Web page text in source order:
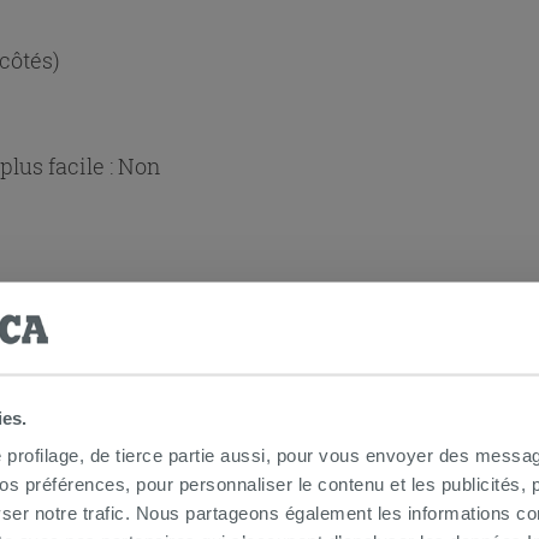
de tierce partie aussi, pour vous envoyer des
préférences, pour personnaliser le contenu et les publicités,
notre trafic. Nous partageons également les informations
facile :Non
douche d'angle